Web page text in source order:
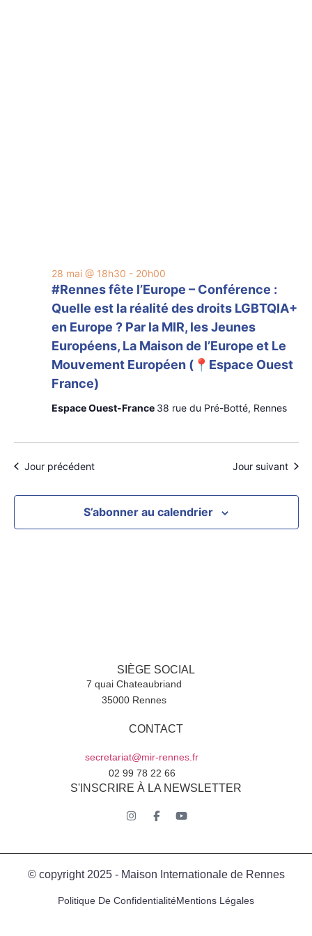
#Rennes fête l’Europe – Conférence :
Quelle est la réalité des droits LGBTQIA+
en Europe ? Par la MIR, les Jeunes
Européens, La Maison de l’Europe et Le
Mouvement Européen (📍Espace Ouest
France)
28 mai @ 18h30 - 20h00
Espace Ouest-France 38 rue du Pré-Botté, Rennes
Jour précédent Jour suivant
S’abonner au calendrier
SIÈGE SOCIAL
7 quai Chateaubriand
35000 Rennes
CONTACT
secretariat@mir-rennes.fr
02 99 78 22 66
S'INSCRIRE À LA NEWSLETTER
© copyright 2025 - Maison Internationale de Rennes
Politique De ConfidentialitéMentions Légales